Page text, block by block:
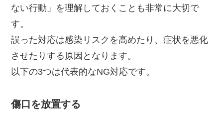
ない行動」を理解しておくことも非常に大切で
す。
誤った対応は感染リスクを高めたり、症状を悪化
させたりする原因となります。
以下の3つは代表的なNG対応です。
傷口を放置する